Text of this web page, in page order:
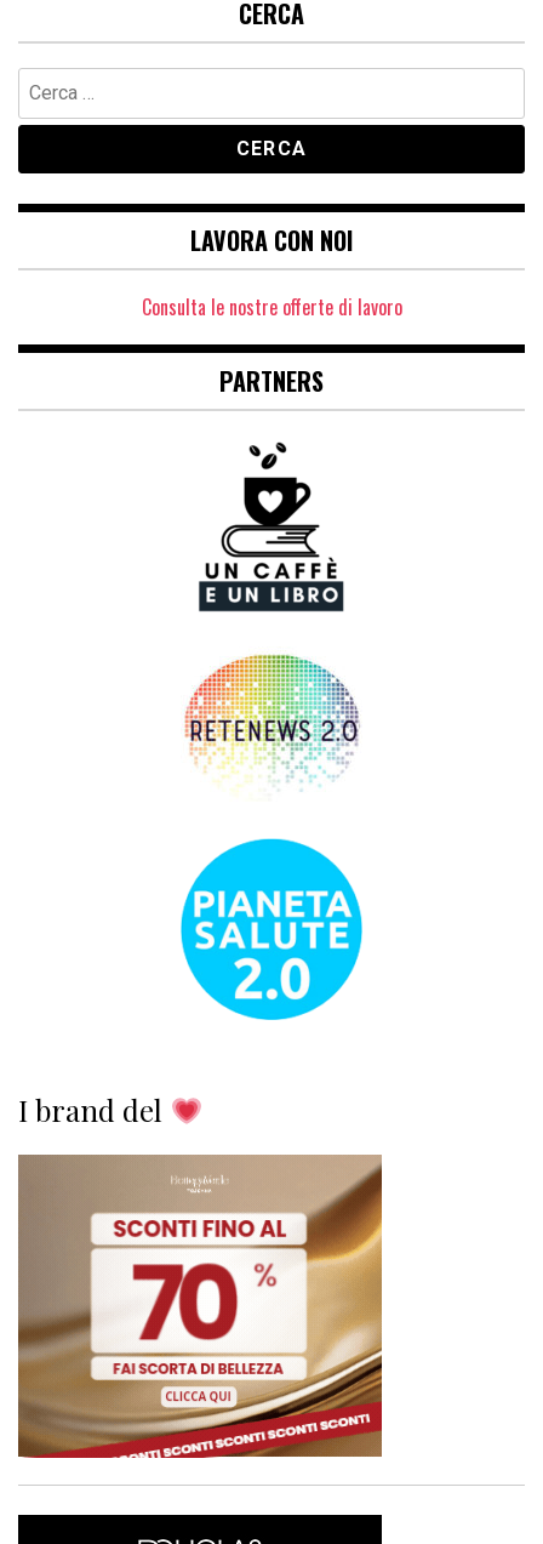
CERCA
Ricerca
per:
LAVORA CON NOI
Consulta le nostre offerte di lavoro
PARTNERS
I brand del